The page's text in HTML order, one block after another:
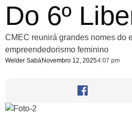
Do 6º
CMEC reunirá grandes nomes do
empreendedorismo feminino
Welder Sabá Novembro 12, 20254:07 pm